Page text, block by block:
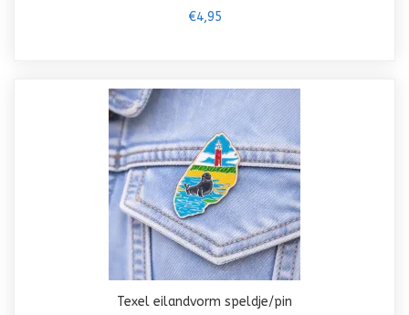
€4,95
Texel eilandvorm speldje/pin